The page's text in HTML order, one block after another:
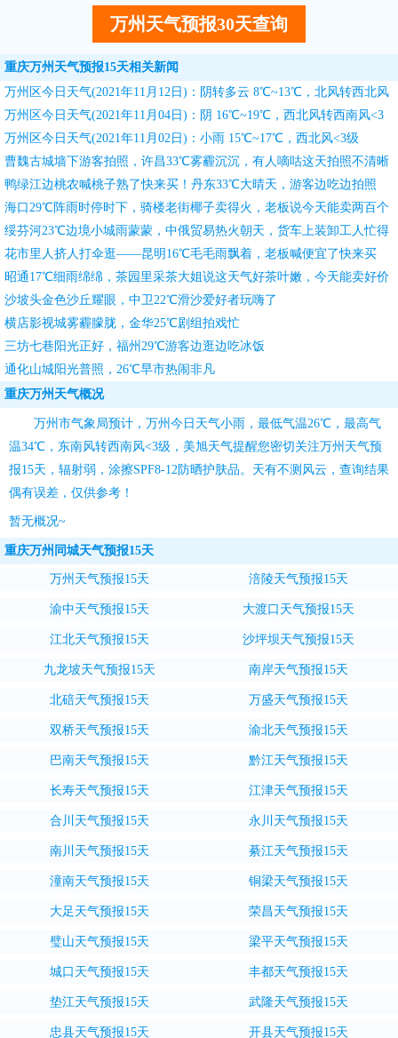
万州天气预报30天查询
重庆万州天气预报15天相关新闻
万州区今日天气(2021年11月12日)：阴转多云 8℃~13℃，北风转西北风
<3级
万州区今日天气(2021年11月04日)：阴 16℃~19℃，西北风转西南风<3
级
万州区今日天气(2021年11月02日)：小雨 15℃~17℃，西北风<3级
曹魏古城墙下游客拍照，许昌33℃雾霾沉沉，有人嘀咕这天拍照不清晰
鸭绿江边桃农喊桃子熟了快来买！丹东33℃大晴天，游客边吃边拍照
海口29℃阵雨时停时下，骑楼老街椰子卖得火，老板说今天能卖两百个
绥芬河23℃边境小城雨蒙蒙，中俄贸易热火朝天，货车上装卸工人忙得
团团转
花市里人挤人打伞逛——昆明16℃毛毛雨飘着，老板喊便宜了快来买
昭通17℃细雨绵绵，茶园里采茶大姐说这天气好茶叶嫩，今天能卖好价
钱
沙坡头金色沙丘耀眼，中卫22℃滑沙爱好者玩嗨了
横店影视城雾霾朦胧，金华25℃剧组拍戏忙
三坊七巷阳光正好，福州29℃游客边逛边吃冰饭
通化山城阳光普照，26℃早市热闹非凡
重庆万州天气概况
万州市气象局预计，万州今日天气小雨，最低气温26℃，最高气
温34℃，东南风转西南风<3级， 美旭天气提醒您密切关注万州天气预
报15天 ，辐射弱，涂擦SPF8-12防晒护肤品。天有不测风云，查询结果
偶有误差，仅供参考！
暂无概况~
重庆万州同城天气预报15天
万州天气预报15天 涪陵天气预报15天
渝中天气预报15天 大渡口天气预报15天
江北天气预报15天 沙坪坝天气预报15天
九龙坡天气预报15天 南岸天气预报15天
北碚天气预报15天 万盛天气预报15天
双桥天气预报15天 渝北天气预报15天
巴南天气预报15天 黔江天气预报15天
长寿天气预报15天 江津天气预报15天
合川天气预报15天 永川天气预报15天
南川天气预报15天 綦江天气预报15天
潼南天气预报15天 铜梁天气预报15天
大足天气预报15天 荣昌天气预报15天
璧山天气预报15天 梁平天气预报15天
城口天气预报15天 丰都天气预报15天
垫江天气预报15天 武隆天气预报15天
忠县天气预报15天 开县天气预报15天